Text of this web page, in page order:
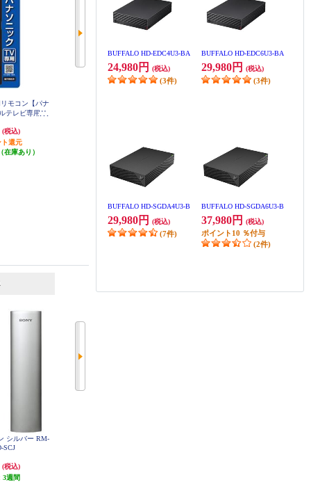
BUFFALO HD-EDC4U3-BA
24,980円 (税込)
(3件)
BUFFALO HD-EDC6U3-BA
29,980円 (税込)
(3件)
BUFFALO HD-SGDA4U3-B
29,980円 (税込)
(7件)
BUFFALO HD-SGDA6U3-B
37,980円 (税込)
ポイント 10 ％付与
(2件)
モコン【パナ
テレビ専用リ
(税込)
ト還元
在庫あり） 即納（在庫あり）
発送目安:
即納（在庫残りわず
か）
シルバー RM-
SCJ
(税込)
3週間